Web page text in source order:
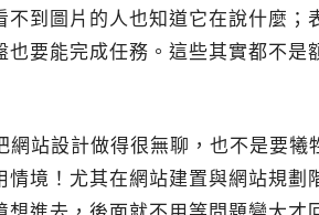
到圖片的人也知道它在說什麼；
也要能完成任務。這些其實都不
網站設計做得很無聊，也不是要犧
情境！尤其在網站建置與網站規劃